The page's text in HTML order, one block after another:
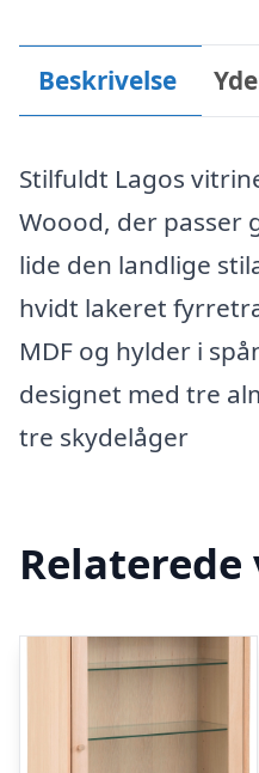
Beskrivelse
Stilfuldt Lagos
Woood, der passer
lide den landlige
hvidt lakeret
MDF og hylder i
designet med tre
tre skydelåger
Relaterede